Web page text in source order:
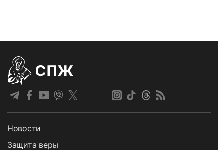
СПЖ
Новости
Защита веры